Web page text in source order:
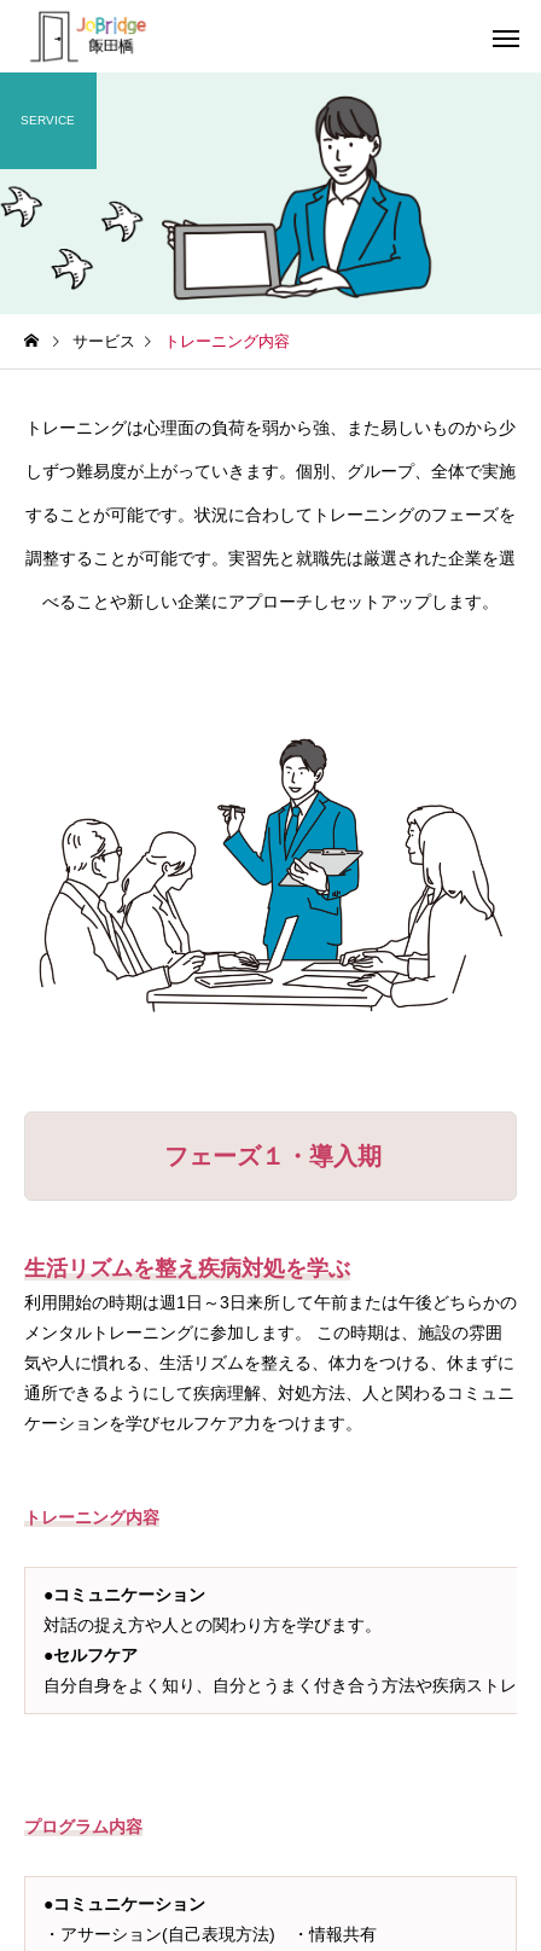
サービス案内
利用者の声 就労先・
働き続けるための土台 全力禁止のススメ
SERVICE
サービス トレーニング内容
トレーニングは心理面の負荷を弱から強、また易しいものから少
しずつ難易度が上がっていきます。個別、グループ、全体で実施
することが可能です。状況に合わしてトレーニングのフェーズを
調整することが可能です。実習先と就職先は厳選された企業を選
べることや新しい企業にアプローチしセットアップします。
フェーズ１・導入期
生活リズムを整え疾病対処を学ぶ
利用開始の時期は週1日～3日来所して午前または午後どちらかの
メンタルトレーニングに参加します。 この時期は、施設の雰囲
気や人に慣れる、生活リズムを整える、体力をつける、休まずに
通所できるようにして疾病理解、対処方法、人と関わるコミュニ
ケーションを学びセルフケア力をつけます。
トレーニング内容
●コミュニケーション
対話の捉え方や人との関わり方を学びます。
●セルフケア
自分自身をよく知り、自分とうまく付き合う方法や疾病ストレ
プログラム内容
●コミュニケーション
・アサーション(自己表現方法) ・情報共有